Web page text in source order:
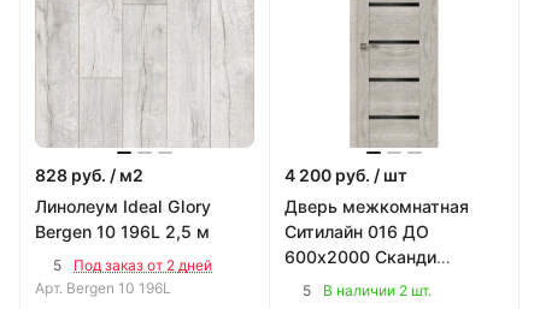
828 руб. / м2
Линолеум Ideal Glory
Bergen 10 196L 2,5 м
5
Под заказ от 2 дней
Арт. Bergen 10 196L
4 200 руб. / шт
Дверь межкомнатная
Ситилайн 016 ДО
600х2000 Сканди
5 В наличии 2 шт.